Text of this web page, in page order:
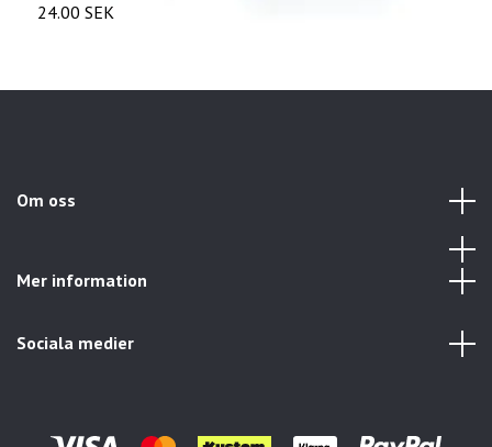
24.00 SEK
Om oss
Mer information
Sociala medier